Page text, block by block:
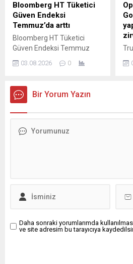
Bloomberg HT Tüketici
Güven Endeksi
Temmuz’da arttı
Bloomberg HT Tüketici
Güven Endeksi Temmuz
yüzde 4.80 oranında artarak
03.08.2026 0
Bir Yorum Yazın
Daha sonraki yorumlarımda
ve site adresim bu tarayıcıya